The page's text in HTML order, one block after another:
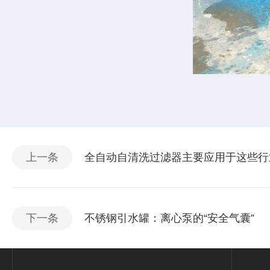
上一条 全自动自清洗过滤器主要应用于这些
下一条 不锈钢引水罐：离心泵的“安全气囊”